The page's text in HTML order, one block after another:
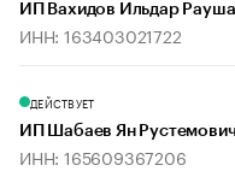
ИП Вахидов Ильдар
ИНН: 163403021722
ДЕЙСТВУЕТ
ИП Шабаев Ян Рустемович
ИНН: 165609367206